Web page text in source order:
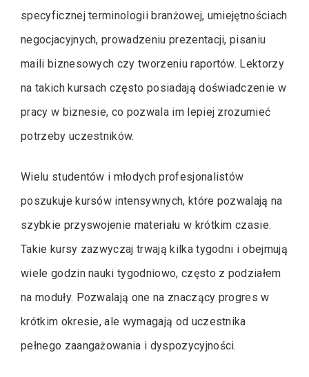
specyficznej terminologii branżowej, umiejętnościach
negocjacyjnych, prowadzeniu prezentacji, pisaniu
maili biznesowych czy tworzeniu raportów. Lektorzy
na takich kursach często posiadają doświadczenie w
pracy w biznesie, co pozwala im lepiej zrozumieć
potrzeby uczestników.
Wielu studentów i młodych profesjonalistów
poszukuje kursów intensywnych, które pozwalają na
szybkie przyswojenie materiału w krótkim czasie.
Takie kursy zazwyczaj trwają kilka tygodni i obejmują
wiele godzin nauki tygodniowo, często z podziałem
na moduły. Pozwalają one na znaczący progres w
krótkim okresie, ale wymagają od uczestnika
pełnego zaangażowania i dyspozycyjności.